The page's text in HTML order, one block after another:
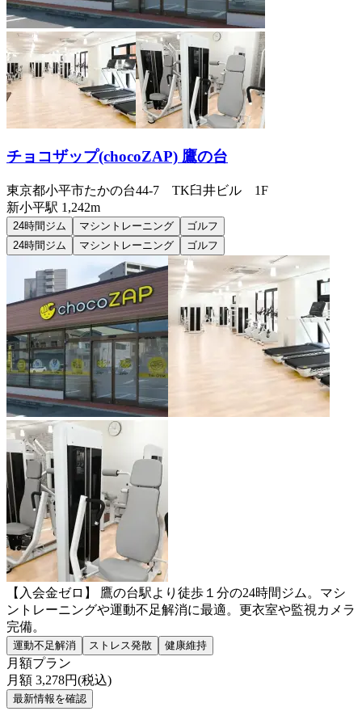
チョコザップ(chocoZAP) 鷹の台
東京都小平市たかの台44-7 TK臼井ビル 1F
新小平駅 1,242m
24時間ジム マシントレーニング
ゴルフ
24時間ジム
マシントレーニング ゴルフ
【入会金ゼロ】 鷹の台駅より徒歩１分の24時間ジム。マシ
ントレーニングや運動不足解消に最適。更衣室や監視カメラ
完備。
運動不足解消 ストレス発散 健康維持
月額プラン
月額 3,278円(税込)
最新情報を確認